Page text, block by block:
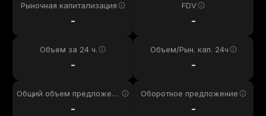
Рыночная капитализация
-
FDV
-
Объем за 24 ч.
-
Объем/Рын. кап. 24ч
-
Общий объем предложени
-
Оборотное предложение
-